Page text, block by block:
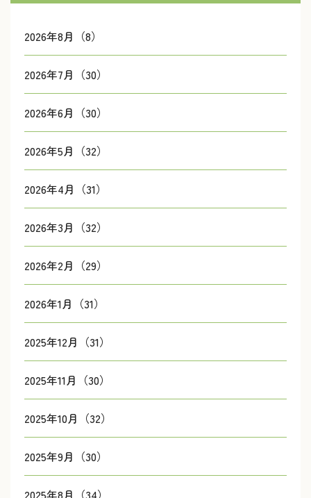
2026年8月（8）
2026年7月（30）
2026年6月（30）
2026年5月（32）
2026年4月（31）
2026年3月（32）
2026年2月（29）
2026年1月（31）
2025年12月（31）
2025年11月（30）
2025年10月（32）
2025年9月（30）
2025年8月（34）